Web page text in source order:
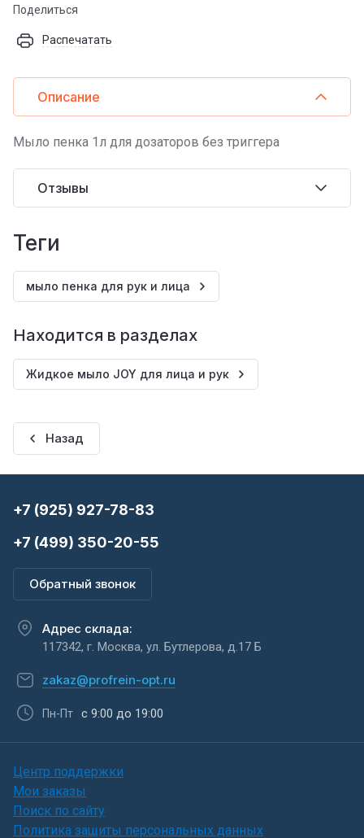
Поделиться
Распечатать
Описание
Мыло пенка 1л для дозаторов без триггера
Отзывы
теги
мыло пенка для рук и лица
Находится в разделах
Жидкое мыло JOY для лица и рук
Назад
+7 (925) 927-78-83
+7 (499) 350-20-55
Обратный звонок
Адрес склада:
117342, г. Москва, ул. Бутлерова, д.17 Б
zakaz@profrein-opt.ru
Пн-Пт с 9:00 до 19:00
Центр поддержки
Мои заказы
Поиск по сайту
Политика защиты персональных данных